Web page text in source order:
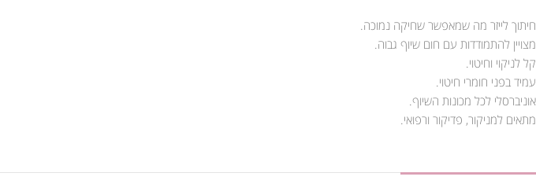
חיתוך לייזר מה שמאפשר שחיקה נמוכה.
מצויין להתמודדות עם חום שיוף גבוה.
קל לניקוי וחיטוי.
עמיד בפני חומרי חיטוי.
אוניברסלי לכל מכונות השיוף.
מתאים למניקור, פדיקור ורפואי.